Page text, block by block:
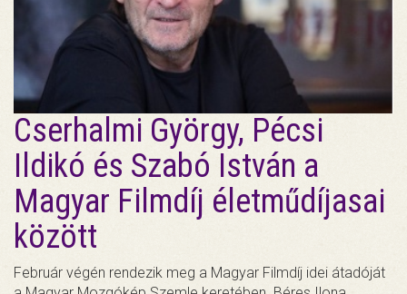
Cserhalmi György, Pécsi
Ildikó és Szabó István a
Magyar Filmdíj életműdíjasai
között
Február végén rendezik meg a Magyar Filmdíj idei átadóját